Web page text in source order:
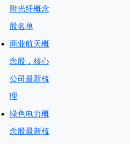
附光纤概念
股名单
商业航天概
念股，核心
公司最新梳
理
绿色电力概
念股最新梳